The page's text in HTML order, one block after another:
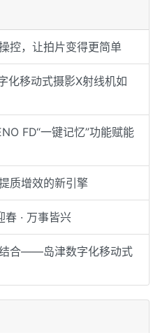
，让拍片变得更简单
化移动式摄影X射线机如
FD“一键记忆”功能赋能
增效的新引擎
· 万事皆兴
合——岛津数字化移动式